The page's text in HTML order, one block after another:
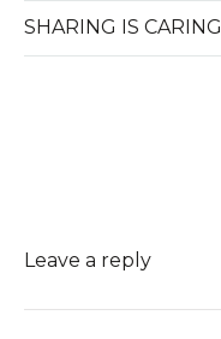
SHARING IS CARING
Leave a reply